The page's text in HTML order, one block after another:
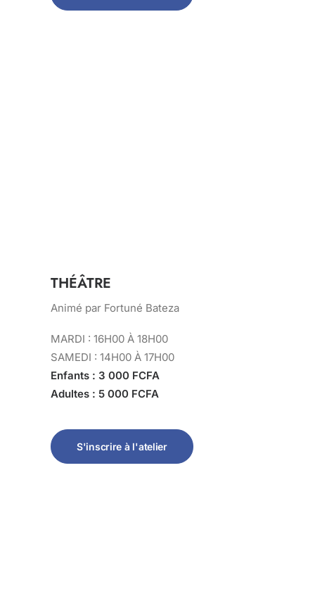
THÉÂTRE
Animé par Fortuné Bateza
MARDI : 16H00 À 18H00
SAMEDI : 14H00 À 17H00
Enfants : 3 000 FCFA
Adultes : 5 000 FCFA
S'inscrire à l'atelier